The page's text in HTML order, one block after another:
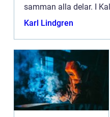
samman alla delar. I
växande behov av
Karl Lindgren